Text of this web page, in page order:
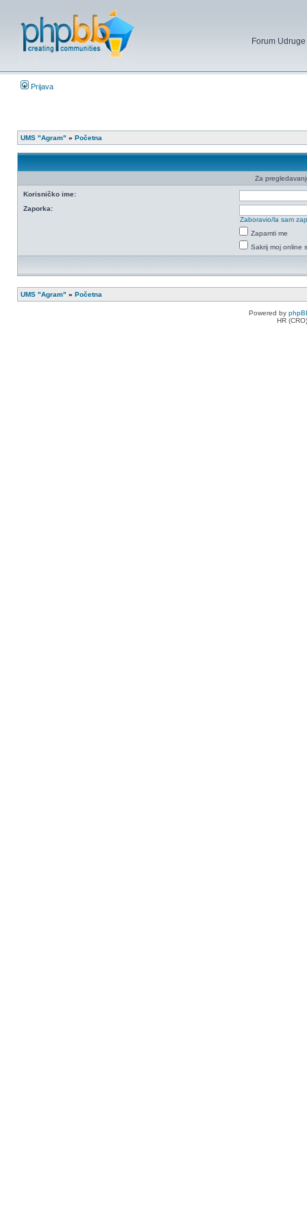
Forum
Prijava
UMS "Agram" » Početna
Za
Korisničko ime:
Zaporka:
Zaboravio/la sam
Zapamti me
Sakrij moj online
UMS "Agram" » Početna
Powered by
HR